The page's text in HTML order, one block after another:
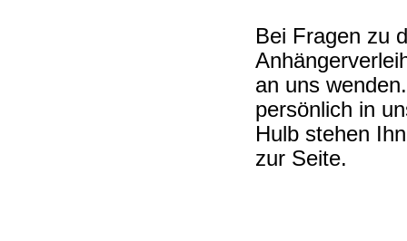
Bei Fragen zu
an uns
persönlich in
Hulb stehen
zur Seite.